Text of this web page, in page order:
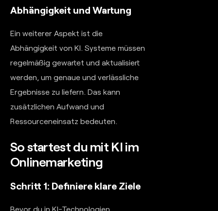
Abhängigkeit und Wartung
Ein weiterer Aspekt ist die
Abhängigkeit von KI. Systeme müssen
regelmäßig gewartet und aktualisiert
werden, um genaue und verlässliche
Ergebnisse zu liefern. Das kann
zusätzlichen Aufwand und
Ressourceneinsatz bedeuten.
So startest du mit KI im
Onlinemarketing
Schritt 1: Definiere klare Ziele
Bevor du in KI-Technologien